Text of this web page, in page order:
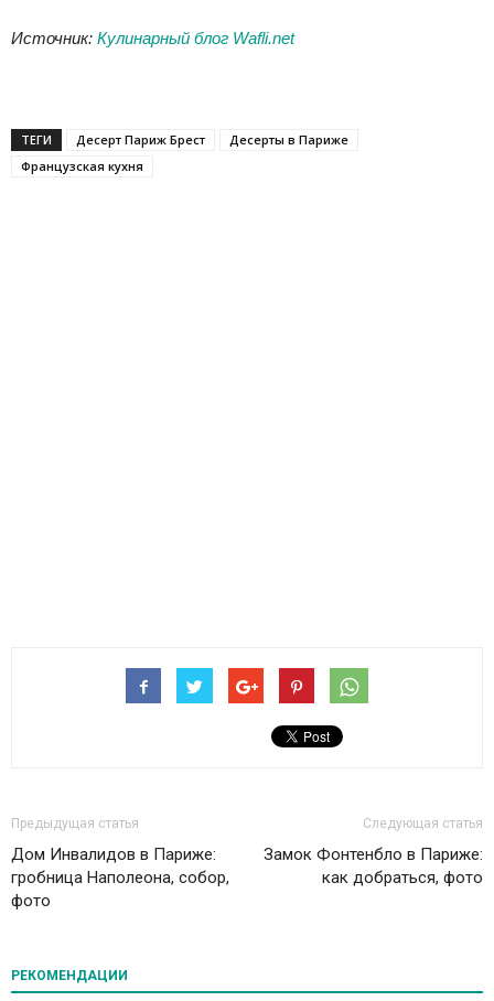
Источник: Кулинарный блог Wafli.net
ТЕГИ Десерт Париж Брест
Десерты в Париже
Французская кухня
Предыдущая статья
Дом Инвалидов в Париже:
гробница Наполеона, собор,
фото
Следующая статья
Замок Фонтенбло в Париже:
как добраться, фото
РЕКОМЕНДАЦИИ